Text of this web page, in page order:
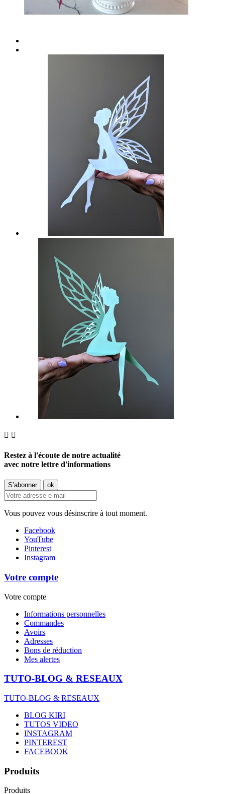
 
Restez à l'écoute de notre actualité
avec notre lettre d'informations
Vous pouvez vous désinscrire à tout moment.
Facebook
YouTube
Pinterest
Instagram
Votre compte
Votre compte
Informations personnelles
Commandes
Avoirs
Adresses
Bons de réduction
Mes alertes
TUTO-BLOG & RESEAUX
TUTO-BLOG & RESEAUX
BLOG KIRI
TUTOS VIDEO
INSTAGRAM
PINTEREST
FACEBOOK
Produits
Produits